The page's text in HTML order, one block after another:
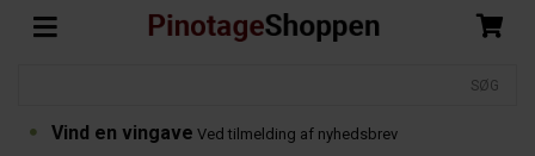
Vind en vingave Ved tilmelding af nyhedsbrev